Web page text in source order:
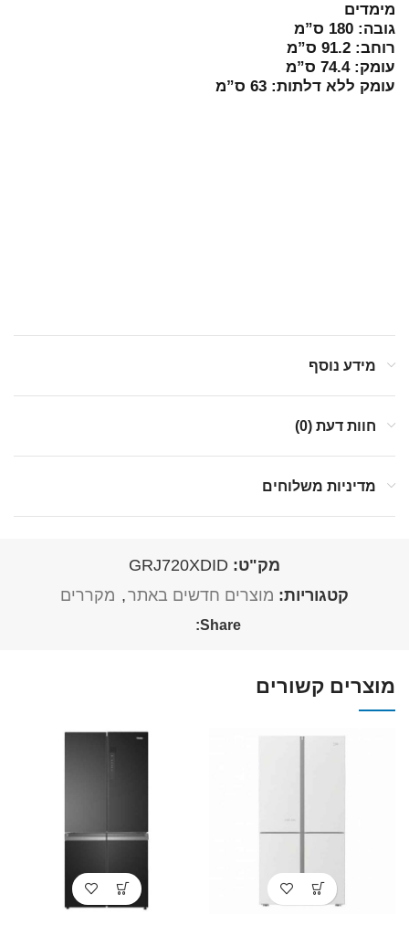
מימדים
גובה: 180 ס”מ
רוחב: 91.2 ס”מ
עומק: 74.4 ס”מ
עומק ללא דלתות: 63 ס”מ
מידע נוסף
חוות דעת (0)
מדיניות משלוחים
מק"ט: GRJ720XDID
קטגוריות: מוצרים חדשים באתר, מקררים
Share:
מוצרים קשורים